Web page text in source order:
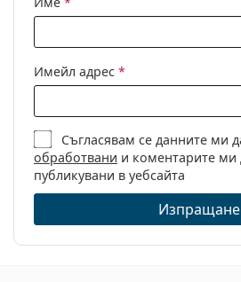
Други
Категория:
Марка:
Код:
Имейл адрес *
Съгласявам се данните ми
обработвани и коментарите ми
публикувани в уебсайта
Изпращане